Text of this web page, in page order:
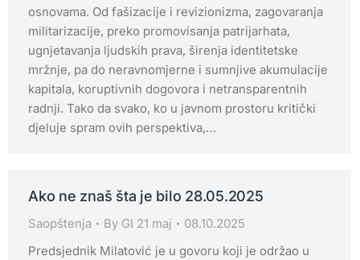
osnovama. Od fašizacije i revizionizma, zagovaranja
militarizacije, preko promovisanja patrijarhata,
ugnjetavanja ljudskih prava, širenja identitetske
mržnje, pa do neravnomjerne i sumnjive akumulacije
kapitala, koruptivnih dogovora i netransparentnih
radnji. Tako da svako, ko u javnom prostoru kritički
djeluje spram ovih perspektiva,…
Ako ne znaš šta je bilo 28.05.2025
Saopštenja By GI 21 maj
08.10.2025
Predsjednik Milatović je u govoru koji je održao u